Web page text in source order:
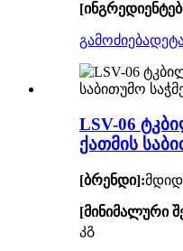
გამოძიება
LSV-06
ქათმის
[ბრენდი]:
[მინიმალური
კგ